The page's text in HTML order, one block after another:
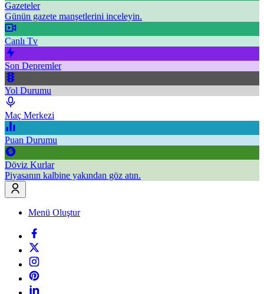
Gazeteler
Günün gazete manşetlerini inceleyin.
Canlı Tv
Son Depremler
Yol Durumu
Maç Merkezi
Puan Durumu
Döviz Kurlar
Piyasanın kalbine yakından göz atın.
Menü Oluştur